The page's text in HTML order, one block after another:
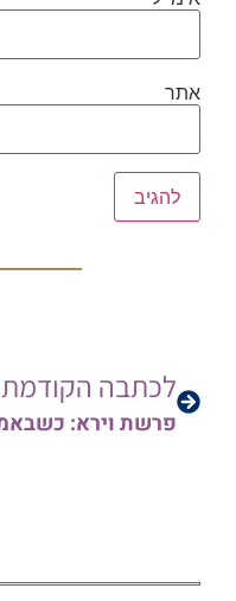
אתר
לכתבה הקודמת